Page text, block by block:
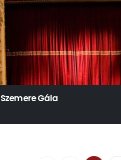
Szemere Gála